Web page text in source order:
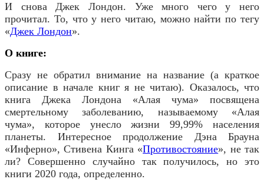
И снова Джек Лондон. Уже много чего у него
прочитал. То, что у него читаю, можно найти по тегу
«Джек Лондон».
О книге:
Сразу не обратил внимание на название (а краткое
описание в начале книг я не читаю). Оказалось, что
книга Джека Лондона «Алая чума» посвящена
смертельному заболеванию, называемому «Алая
чума», которое унесло жизни 99,99% населения
планеты. Интересное продолжение Дэна Брауна
«Инферно», Стивена Кинга «Противостояние», не так
ли? Совершенно случайно так получилось, но это
книги 2020 года, определенно.